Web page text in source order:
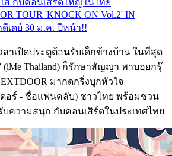
ส กับคอนเสิร์ตใหญ่ในไทย
TOUR 'KNOCK ON Vol.2' IN
เดย์ 30 ม.ค. ปีหน้า!!
ลาเปิดประตูต้อนรับเด็กข้างบ้าน ในที่สุด
(iMe Thailand) ก็รักษาสัญญา พาบอยกรุ๊
มากดกริ่งบุกหัวใจ
ดอร์ - ชื่อแฟนคลับ) ชาวไทย พร้อมชวน
ความสนุก กับคอนเสิร์ตในประเทศไทย